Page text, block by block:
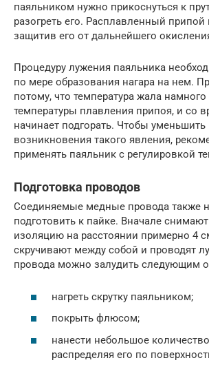
паяльником нужно прикоснуться к
разогреть его. Расплавленный
защитив его от дальнейшего
Процедуру лужения паяльника
по мере образования нагара на нем.
потому, что температура жала
температуры плавления припоя, и со
начинает подгорать. Чтобы уменьшить
возникновения такого явления,
применять паяльник с регулировкой
Подготовка проводов
Соединяемые медные провода также
подготовить к пайке. Вначале
изоляцию на расстоянии примерно 4
скручивают между собой и проводят
провода можно залудить следующим
нагреть скрутку паяльником;
покрыть флюсом;
нанести небольшое
распределяя его по